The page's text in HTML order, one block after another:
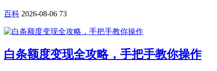
百科 2026-08-06 73
白条额度变现全攻略，手把手教你操作